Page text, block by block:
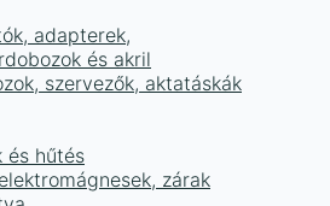
adapterek,
és akril
szervezők, aktatáskák
és hűtés
zárak